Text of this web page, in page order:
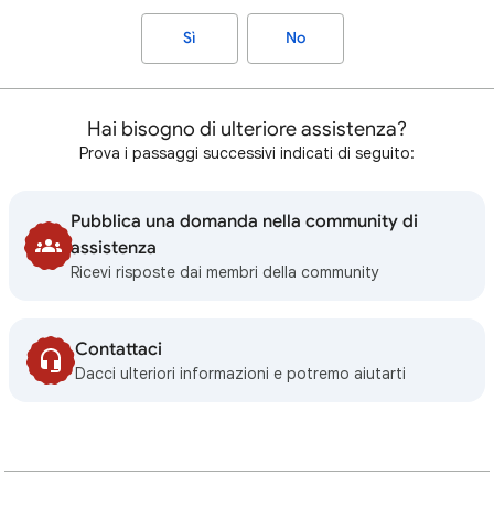
Sì No
Hai bisogno di ulteriore assistenza?
Prova i passaggi successivi indicati di seguito:
Pubblica una domanda nella community di
assistenza
Ricevi risposte dai membri della community
Contattaci
Dacci ulteriori informazioni e potremo aiutarti